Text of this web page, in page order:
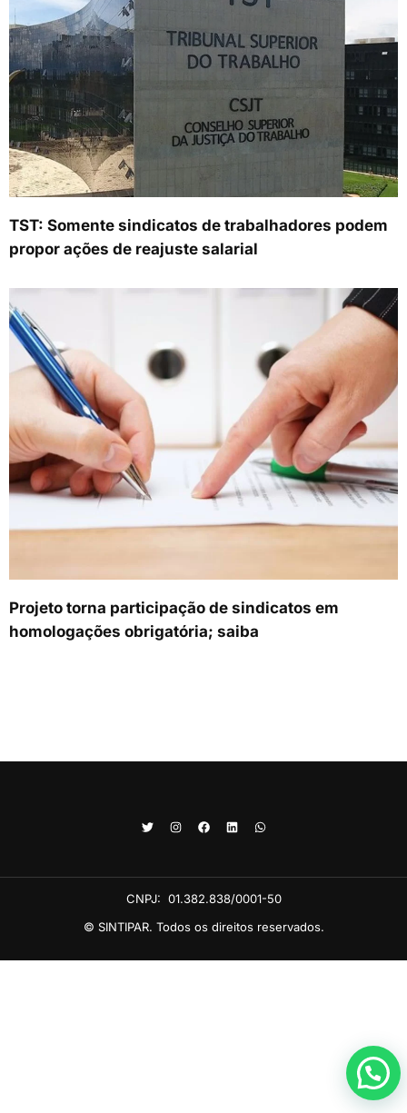
TST: Somente sindicatos de trabalhadores podem
propor ações de reajuste salarial
Projeto torna participação de sindicatos em
homologações obrigatória; saiba
CNPJ: 01.382.838/0001-50
© SINTIPAR. Todos os direitos reservados.